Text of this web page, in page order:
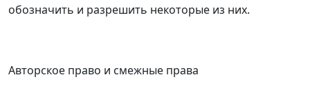
обозначить и разрешить некоторые из них.
Авторское право и смежные права